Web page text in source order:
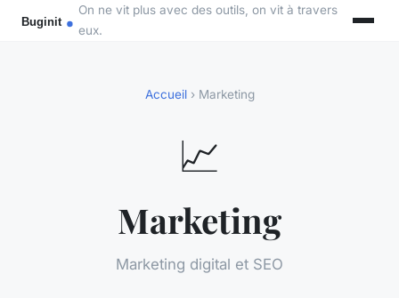
On ne vit plus avec des outils, on vit à travers
eux.
Accueil› Marketing
📈
Marketing
Marketing digital et SEO